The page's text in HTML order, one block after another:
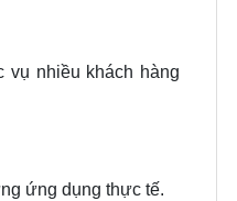
vụ nhiều khách hàng
ứng dụng thực tế.